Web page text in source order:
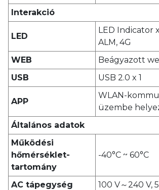
Interakció
LED
LED Indicator
ALM, 4G
WEB
Beágyazott
USB
USB 2.0 x 1
APP
WLAN-
üzembe
Általános adatok
Működési
hőmérséklet-
tartomány
-40°C ~ 60°C
AC tápegység
100 V～240 V,